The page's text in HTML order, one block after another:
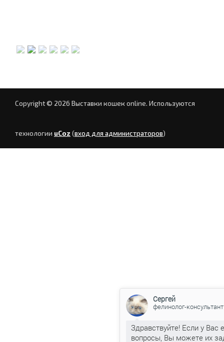
Copyright © 2026 Выставки кошек online. Используются
технологии uCoz (вход для администраторов)
Сергей
фелинолог-консультант
Здравствуйте! Если у Вас
вопросы, Вы можете их